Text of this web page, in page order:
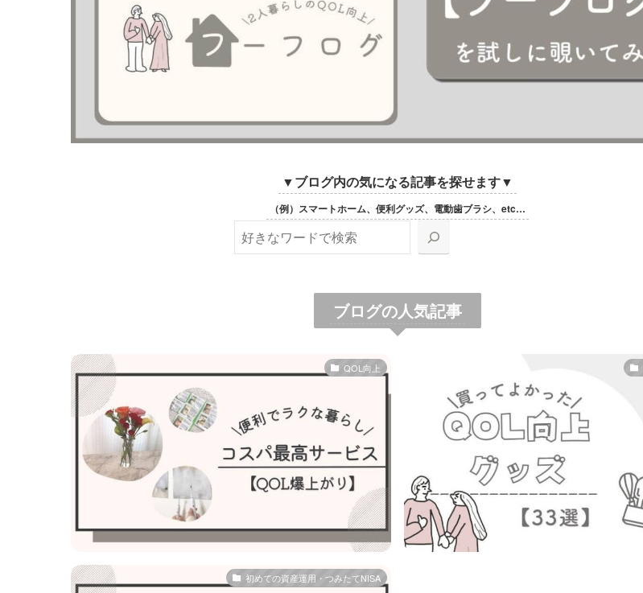
▼ブログ内の気になる記事を探せます▼
（例）スマートホーム、便利グッズ、電動歯ブラシ、etc…
ブログの人気記事
QOL向上
初めての資産運用・つみたてNISA